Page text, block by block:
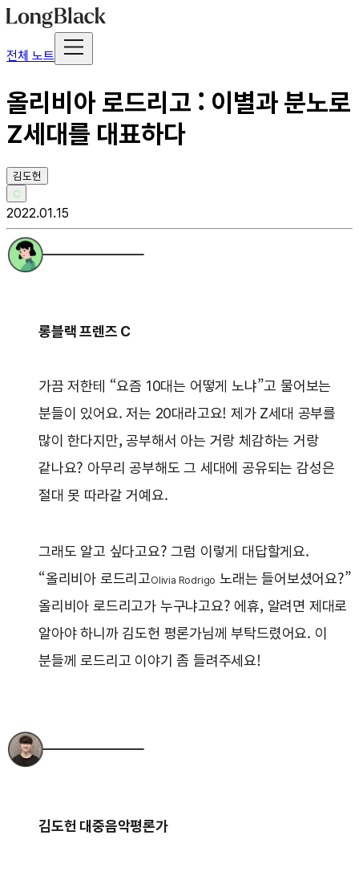
전체 노트
올리비아 로드리고 : 이별과 분노로
Z세대를 대표하다
김도헌
C
2022.01.15
롱블랙 프렌즈 C
가끔 저한테 “요즘 10대는 어떻게 노냐”고 물어보는
분들이 있어요. 저는 20대라고요! 제가 Z세대 공부를
많이 한다지만, 공부해서 아는 거랑 체감하는 거랑
같나요? 아무리 공부해도 그 세대에 공유되는 감성은
절대 못 따라갈 거예요.
그래도 알고 싶다고요? 그럼 이렇게 대답할게요.
“올리비아 로드리고Olivia Rodrigo 노래는 들어보셨어요?”
올리비아 로드리고가 누구냐고요? 에휴, 알려면 제대로
알아야 하니까 김도헌 평론가님께 부탁드렸어요. 이
분들께 로드리고 이야기 좀 들려주세요!
김도헌 대중음악평론가